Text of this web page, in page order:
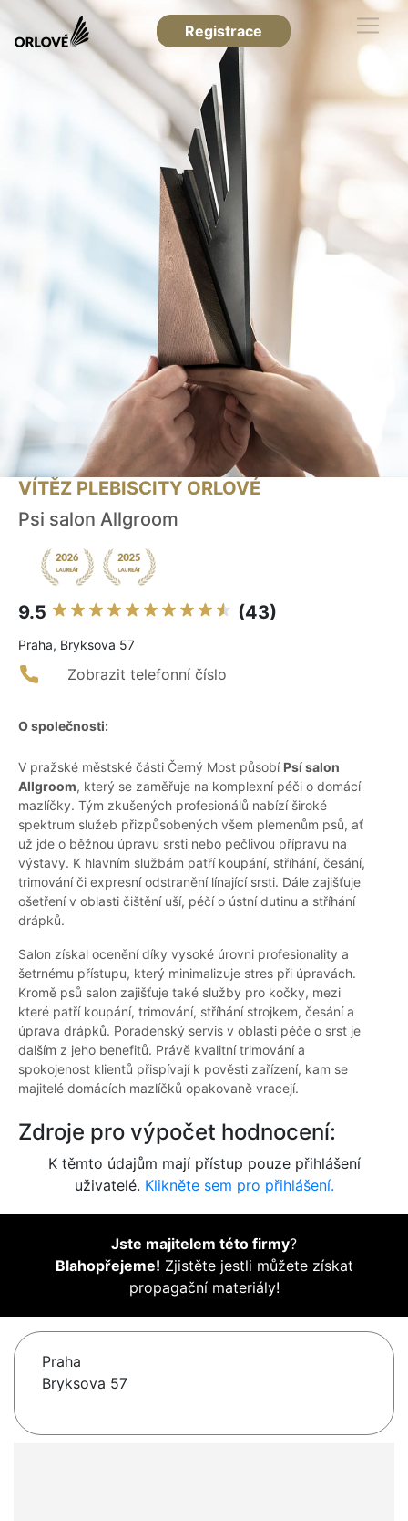
Registrace
VÍTĚZ PLEBISCITY ORLOVÉ
Psi salon Allgroom
9.5 (43)
Praha, Bryksova 57
Zobrazit telefonní číslo
O společnosti:
V pražské městské části Černý Most působí Psí salon
Allgroom, který se zaměřuje na komplexní péči o domácí
mazlíčky. Tým zkušených profesionálů nabízí široké
spektrum služeb přizpůsobených všem plemenům psů, ať
už jde o běžnou úpravu srsti nebo pečlivou přípravu na
výstavy. K hlavním službám patří koupání, stříhání, česání,
trimování či expresní odstranění línající srsti. Dále zajišťuje
ošetření v oblasti čištění uší, péčí o ústní dutinu a stříhání
drápků.
Salon získal ocenění díky vysoké úrovni profesionality a
šetrnému přístupu, který minimalizuje stres při úpravách.
Kromě psů salon zajišťuje také služby pro kočky, mezi
které patří koupání, trimování, stříhání strojkem, česání a
úprava drápků. Poradenský servis v oblasti péče o srst je
dalším z jeho benefitů. Právě kvalitní trimování a
spokojenost klientů přispívají k pověsti zařízení, kam se
majitelé domácích mazlíčků opakovaně vracejí.
Zdroje pro výpočet hodnocení:
K těmto údajům mají přístup pouze přihlášení
uživatelé. Klikněte sem pro přihlášení.
Jste majitelem této firmy?
Blahopřejeme! Zjistěte jestli můžete získat
propagační materiály!
Praha
Bryksova 57